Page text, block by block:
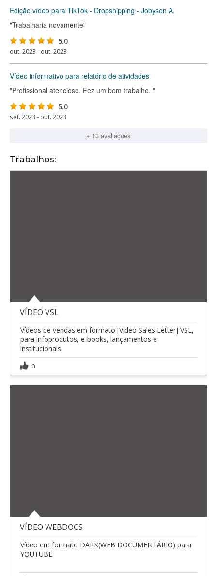
Edição vídeo para TikTok - Dropshipping - Jobyson A.
"Trabalharia novamente"
5.0
out. 2023 - out. 2023
Vídeo informativo para relatório de atividades
"Profissional atencioso. Fez um bom trabalho. "
5.0
set. 2023 - out. 2023
+ 13 avaliações
Trabalhos:
VÍDEO VSL
Vídeos de vendas em formato [Vídeo Sales Letter] VSL,
para infoprodutos, e-books, lançamentos e
institucionais.
0
VÍDEO WEBDOCS
Vídeo em formato DARK(WEB DOCUMENTÁRIO) para
YOUTUBE